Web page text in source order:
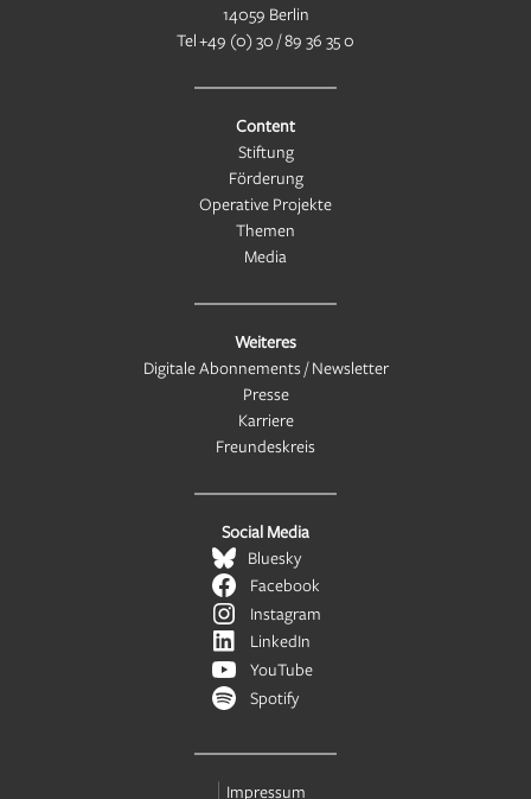
14059 Berlin
Tel+49 (0) 30 / 89 36 35 0
Content
Stiftung
Förderung
Operative Projekte
Themen
Media
Weiteres
Digitale Abonnements / Newsletter
Presse
Karriere
Freundeskreis
Social Media
Bluesky
Facebook
Instagram
LinkedIn
YouTube
Spotify
Impressum